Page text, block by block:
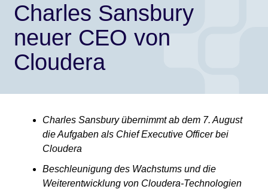
Charles Sansbury
neuer CEO von
Cloudera
Charles Sansbury übernimmt ab dem 7. August
die Aufgaben als Chief Executive Officer bei
Cloudera
Beschleunigung des Wachstums und die
Weiterentwicklung von Cloudera-Technologien